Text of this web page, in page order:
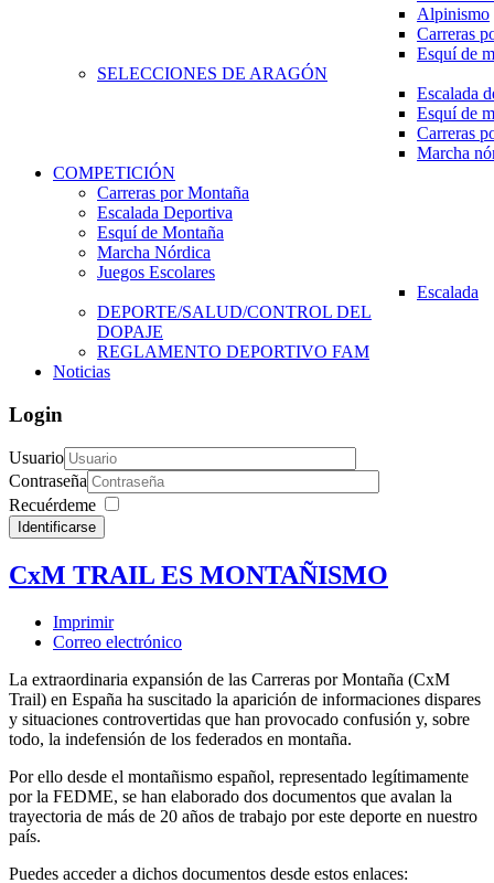
Alpinismo
Carreras
Esquí de
SELECCIONES DE ARAGÓN
Escalada
Esquí de
Carreras
Marcha
COMPETICIÓN
Carreras por Montaña
Escalada Deportiva
Esquí de Montaña
Marcha Nórdica
Juegos Escolares
Escalada
DEPORTE/SALUD/CONTROL DEL
DOPAJE
REGLAMENTO DEPORTIVO FAM
Noticias
Login
Usuario
Contraseña
Recuérdeme
Identificarse
CxM TRAIL ES MONTAÑISMO
Imprimir
Correo electrónico
La extraordinaria expansión de las Carreras por Montaña (CxM
Trail) en España ha suscitado la aparición de informaciones dispares
y situaciones controvertidas que han provocado confusión y, sobre
todo, la indefensión de los federados en montaña.
Por ello desde el montañismo español, representado legítimamente
por la FEDME, se han elaborado dos documentos que avalan la
trayectoria de más de 20 años de trabajo por este deporte en nuestro
país.
Puedes acceder a dichos documentos desde estos enlaces: